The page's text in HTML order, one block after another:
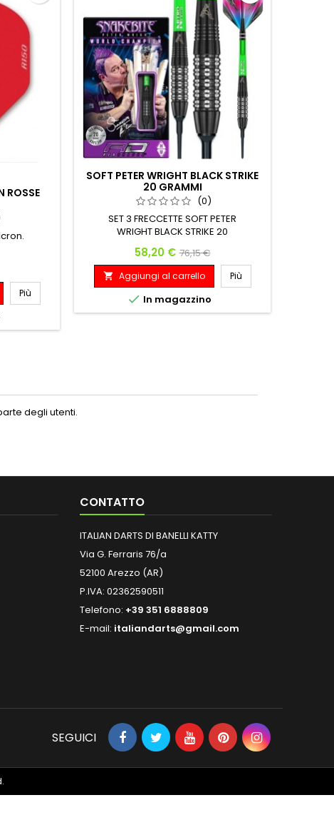
ROSSE
Più
SOFT PETER WRIGHT BLACK STRIKE
20 GRAMMI
(0)
SET 3 FRECCETTE SOFT PETER
WRIGHT BLACK STRIKE 20
GRAMMIGRAMMI 90% TUNGSTENO
Dimensions 7.8mm x 38.1mm
Prezzo
58,20 € Prezzo base
76,15 €
 Aggiungi al carrello Più
 In magazzino
degli utenti.
CONTATTO
ITALIAN DARTS DI BANELLI KATTY
Via G. Ferraris 76/a
52100 Arezzo (AR)
P.IVA: 02362590511
Telefono: +39 351 6888809
E-mail: italiandarts@gmail.com
SEGUICI